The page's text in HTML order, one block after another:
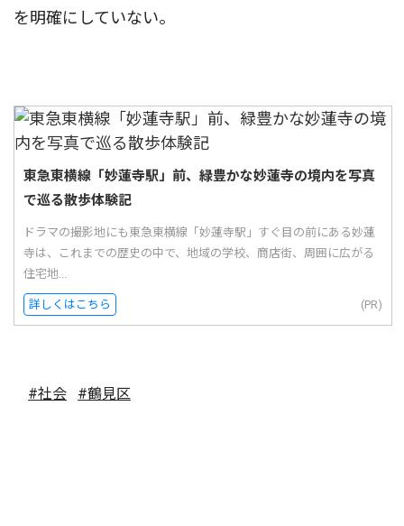
を明確にしていない。
東急東横線「妙蓮寺駅」前、緑豊かな妙蓮寺の境内を写真
で巡る散歩体験記
ドラマの撮影地にも東急東横線「妙蓮寺駅」すぐ目の前にある妙蓮
寺は、これまでの歴史の中で、地域の学校、商店街、周囲に広がる
住宅地...
詳しくはこちら (PR)
#社会 #鶴見区